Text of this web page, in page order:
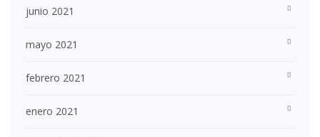
junio 2021
mayo 2021
febrero 2021
enero 2021